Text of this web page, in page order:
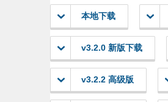
本地下载
v3.2.0 新版下载
v3.2.2 高级版